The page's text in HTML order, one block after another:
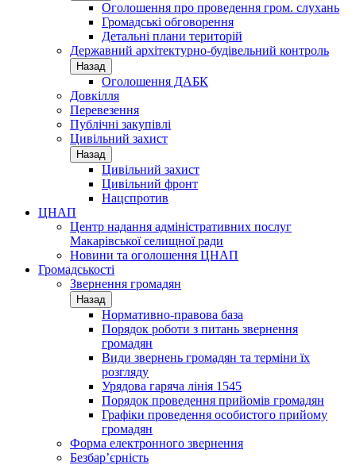
Оголошення про проведення гром. слухань
Громадські обговорення
Детальні плани територій
Державний архітектурно-будівельний контроль
Назад
Оголошення ДАБК
Довкілля
Перевезення
Публічні закупівлі
Цивільний захист
Назад
Цивільний захист
Цивільний фронт
Нацспротив
ЦНАП
Центр надання адміністративних послуг
Макарівської селищної ради
Новини та оголошення ЦНАП
Громадськості
Звернення громадян
Назад
Нормативно-правова база
Порядок роботи з питань звернення
громадян
Види звернень громадян та терміни їх
розгляду
Урядова гаряча лінія 1545
Порядок проведення прийомів громадян
Графіки проведення особистого прийому
громадян
Форма електронного звернення
Безбар’єрність